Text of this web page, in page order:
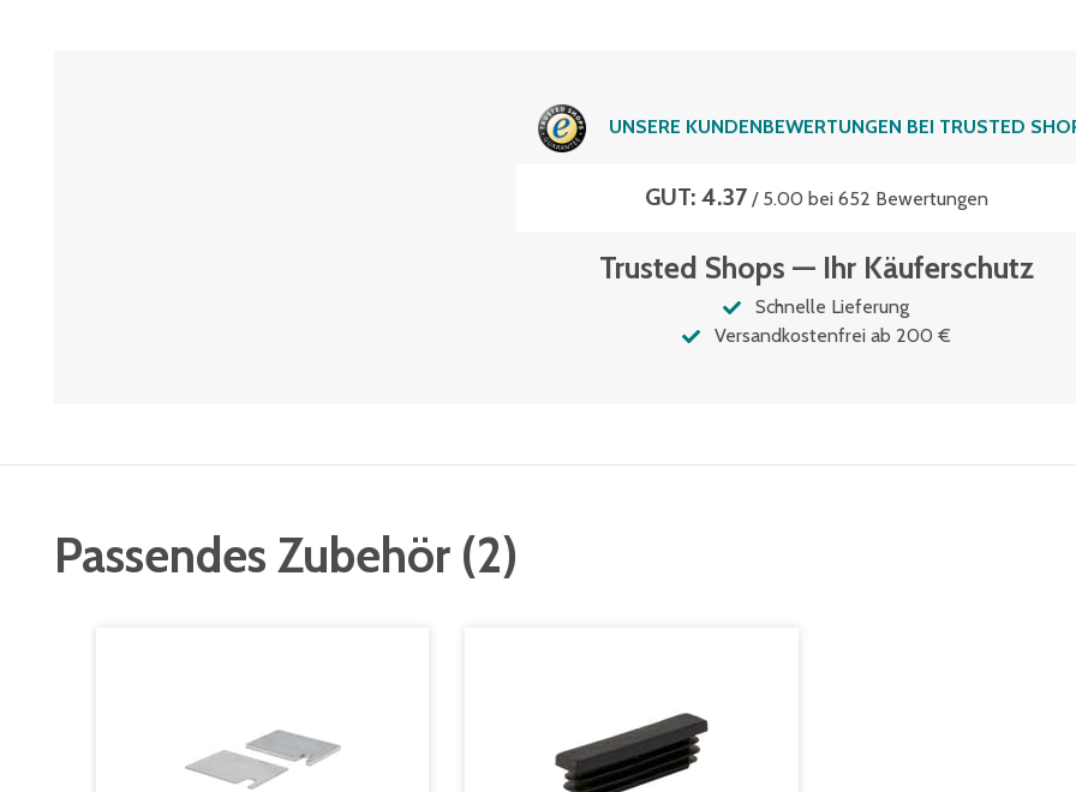
UNSERE KUNDENBEWERTUNGEN BEI TRUSTED
GUT: 4.37/ 5.00 bei 652 Bewertungen
Trusted Shops — Ihr Käuferschutz
Schnelle Lieferung
Versandkostenfrei ab 200 €
Passendes Zubehör (2)